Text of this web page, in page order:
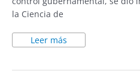
la Ciencia de
Leer más